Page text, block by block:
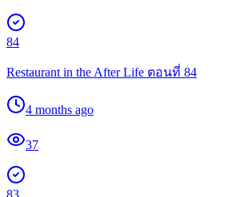
84
Restaurant in the After Life ตอนที่ 84
4 months ago
37
83